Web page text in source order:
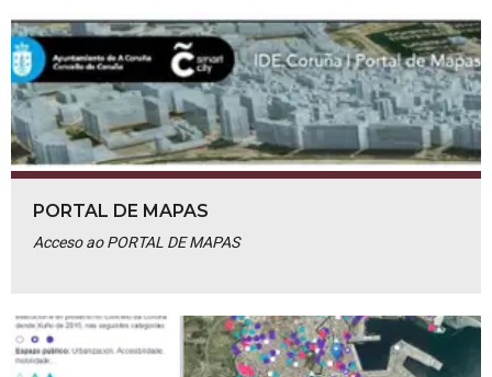
PORTAL DE MAPAS
Acceso ao PORTAL DE MAPAS